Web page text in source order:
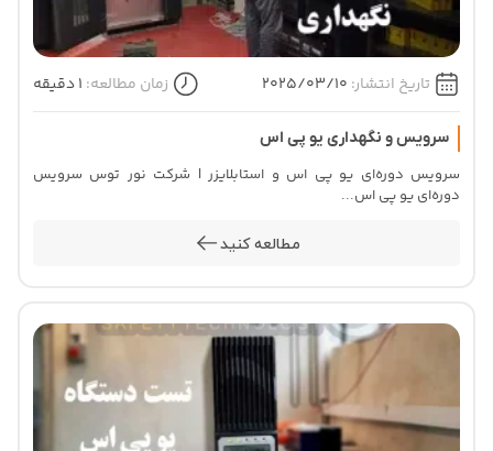
تاریخ انتشار: 2025/03/10 زمان مطالعه: 1 دقیقه
سرویس و نگهداری یو پی اس
سرویس دوره‌ای یو پی اس و استابلایزر | شرکت نور توس سرویس
دوره‌ای یو پی اس...
مطالعه کنید